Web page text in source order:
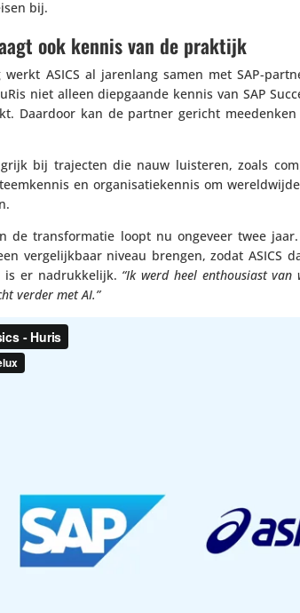
bij.
ook kennis van de praktijk
ASICS al jarenlang samen met SAP-
niet alleen diep­gaande kennis van SAP
Daardoor kan de partner gericht
bij trajecten die nauw luisteren, zoals
en orga­ni­sa­tie­kennis om
de trans­for­matie loopt nu ongeveer twee
verge­lijk­baar niveau brengen, zodat
is er nadruk­ke­lijk. “Ik werd heel enthou­siast van
verder met AI.”